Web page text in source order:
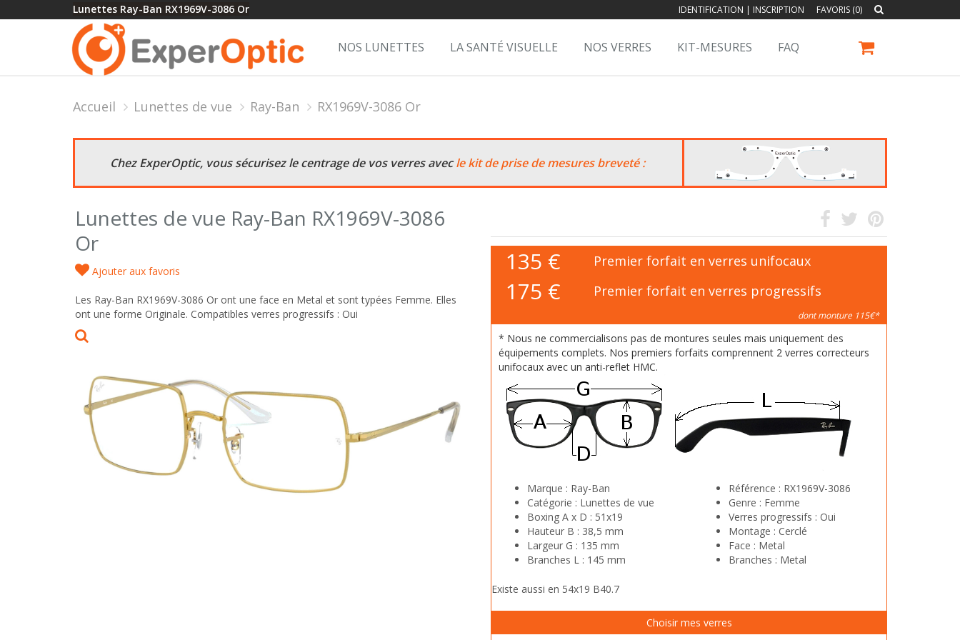
Lunettes Ray-Ban RX1969V-3086 Or IDENTIFICATION | INSCRIPTION FAVORIS (0)
NOS LUNETTES LA SANTÉ VISUELLE NOS VERRES KIT-MESURES FAQ
Accueil Lunettes de vue Ray-Ban RX1969V-3086 Or
Chez ExperOptic, vous sécurisez le centrage de vos verres avecle kit de prise de mesures breveté :
Lunettes de vue Ray-Ban RX1969V-3086
Or
Ajouter aux favoris
Les Ray-Ban RX1969V-3086 Or ont une face en Metal et sont typées Femme. Elles
ont une forme Originale. Compatibles verres progressifs : Oui
135 € Premier forfait en verres unifocaux
175 € Premier forfait en verres progressifs
dont monture 115€*
* Nous ne commercialisons pas de montures seules mais uniquement des
équipements complets. Nos premiers forfaits comprennent 2 verres correcteurs
unifocaux avec un anti-reflet HMC.
Marque : Ray-Ban
Catégorie : Lunettes de vue
Boxing A x D : 51x19
Hauteur B : 38,5 mm
Largeur G : 135 mm
Branches L : 145 mm
Référence : RX1969V-3086
Genre : Femme
Verres progressifs : Oui
Montage : Cerclé
Face : Metal
Branches : Metal
Existe aussi en 54x19 B40.7